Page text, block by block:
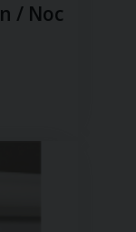
/ Noc